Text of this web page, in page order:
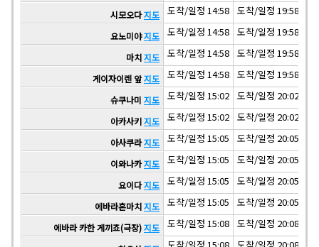
시모오다지도 도착/일정 14:58 도착/일정 19:58
요노미야지도 도착/일정 14:58 도착/일정 19:58
마치지도 도착/일정 14:58 도착/일정 19:58
게이자이렌 앞지도 도착/일정 14:58 도착/일정 19:58
슈쿠나미 지도 도착/일정 15:02 도착/일정 20:02
아카사키지도 도착/일정 15:02 도착/일정 20:02
아사쿠라지도 도착/일정 15:05 도착/일정 20:05
이와나카지도 도착/일정 15:05 도착/일정 20:05
요이다지도 도착/일정 15:05 도착/일정 20:05
에바라혼마치지도 도착/일정 15:05 도착/일정 20:05
에바라 카한 게끼죠(극장)지도 도착/일정 15:08 도착/일정 20:08